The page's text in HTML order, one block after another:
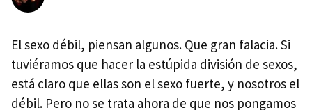
El sexo débil, piensan algunos. Que gran falacia. Si
tuviéramos que hacer la estúpida división de sexos,
está claro que ellas son el sexo fuerte, y nosotros el
débil. Pero no se trata ahora de que nos pongamos